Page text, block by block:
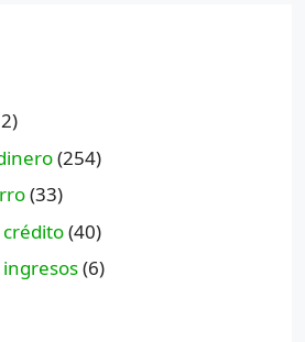
(254)
(33)
crédito(40)
(6)